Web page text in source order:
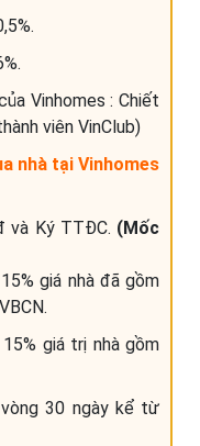
Vinhomes : Chiết
viên VinClub)
nhà tại Vinhomes
và Ký TTĐC. (Mốc
giá nhà đã gồm
giá trị nhà gồm
30 ngày kể từ